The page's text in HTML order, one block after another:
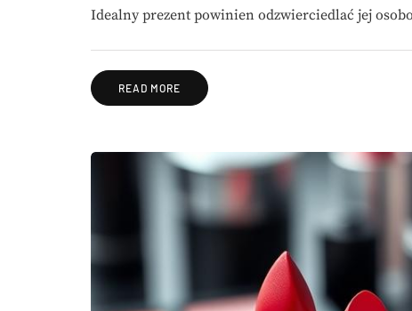
Idealny prezent powinien odzwierciedlać jej
READ MORE